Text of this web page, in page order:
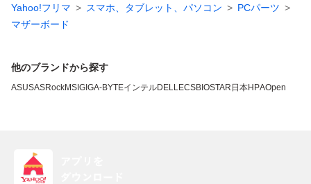
Yahoo!フリマ スマホ、タブレット、パソコン
PCパーツ
マザーボード
他のブランドから探す
ASUSASRockMSI GIGA-BYTEインテルDELLECSBIOSTAR 日本HPAOpen